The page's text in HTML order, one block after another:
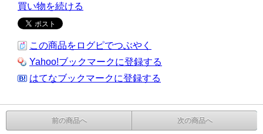
買い物を続ける
この商品をログピでつぶやく
Yahoo!ブックマークに登録する
はてなブックマークに登録する
前の商品へ 次の商品へ